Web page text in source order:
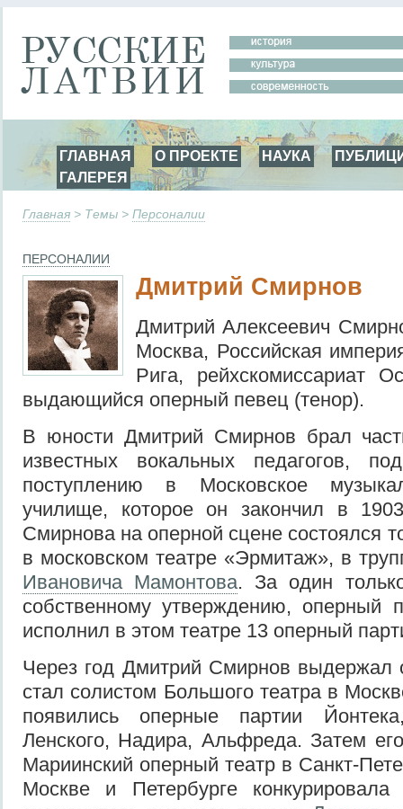
ГЛАВНАЯ О ПРОЕКТЕ НАУКА
ГАЛЕРЕЯ
Главная > Темы > Персоналии
ПЕРСОНАЛИИ
Дмитрий Смирнов
Дмитрий Алексеевич
Москва, Российская
Рига, рейхскомиссариат
выдающийся оперный певец (тенор).
В юности Дмитрий Смирнов брал
известных вокальных педагогов,
поступлению в Московское
училище, которое он закончил в
Смирнова на оперной сцене состоялся
в московском театре «Эрмитаж», в
Ивановича Мамонтова. За один
собственному утверждению, оперный
исполнил в этом театре 13 оперный
Через год Дмитрий Смирнов выдержал
стал солистом Большого театра в
появились оперные партии
Ленского, Надира, Альфреда. Затем
Мариинский оперный театр в Санкт-
Москве и Петербурге